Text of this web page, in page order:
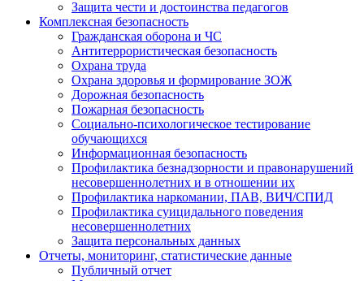
Защита чести и достоинства педагогов
Комплексная безопасность
Гражданская оборона и ЧС
Антитеррористическая безопасность
Охрана труда
Охрана здоровья и формирование ЗОЖ
Дорожная безопасность
Пожарная безопасность
Социально-психологическое тестирование
обучающихся
Информационная безопасность
Профилактика безнадзорности и правонарушений
несовершеннолетних и в отношении их
Профилактика наркомании, ПАВ, ВИЧ/СПИД
Профилактика суицидального поведения
несовершеннолетних
Защита персональных данных
Отчеты, мониторинг, статистические данные
Публичный отчет